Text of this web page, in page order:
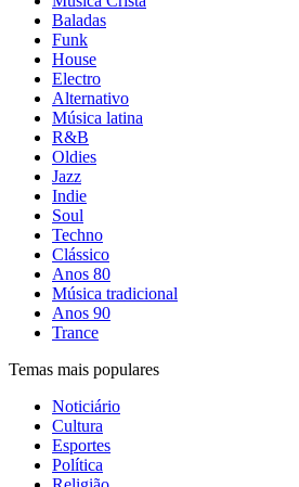
Baladas
Funk
House
Electro
Alternativo
Música latina
R&B
Oldies
Jazz
Indie
Soul
Techno
Clássico
Anos 80
Música tradicional
Anos 90
Trance
Temas mais populares
Noticiário
Cultura
Esportes
Política